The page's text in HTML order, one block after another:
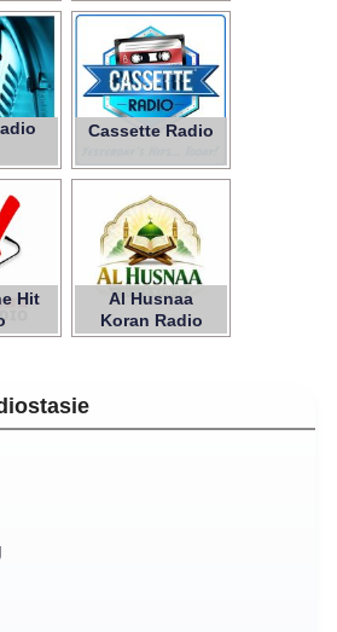
Cassette Radio
Hit
Al Husnaa
Koran Radio